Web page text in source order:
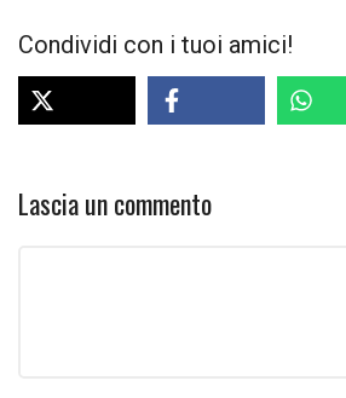
Condividi con i tuoi amici!
Lascia un commento